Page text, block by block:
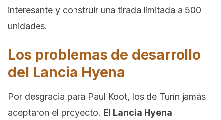
interesante y construir una tirada limitada a 500
unidades.
Los problemas de desarrollo
del Lancia Hyena
Por desgracia para Paul Koot, los de Turín jamás
aceptaron el proyecto. El Lancia Hyena